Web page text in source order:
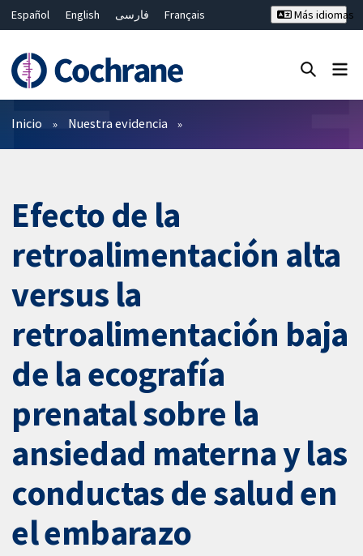
Español English فارسی
Français
Bahasa Malaysia
ไทย 繁體中文
Más idiomas
Filtros
Inicio Nuestra evidencia
Efecto de la
retroalimentación alta
versus la
retroalimentación baja
de la ecografía
prenatal sobre la
ansiedad materna y las
conductas de salud en
el embarazo